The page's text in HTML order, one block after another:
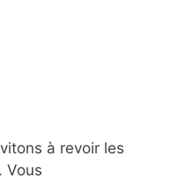
à revoir les
Vous